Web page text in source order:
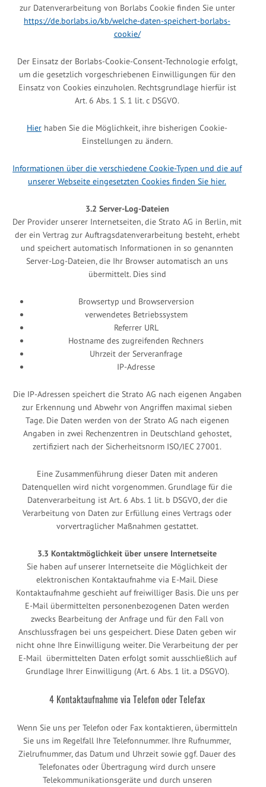
zur Datenverarbeitung von Borlabs Cookie finden Sie unter
https://de.borlabs.io/kb/welche-daten-speichert-borlabs-
cookie/
Der Einsatz der Borlabs-Cookie-Consent-Technologie erfolgt,
um die gesetzlich vorgeschriebenen Einwilligungen für den
Einsatz von Cookies einzuholen. Rechtsgrundlage hierfür ist
Art. 6 Abs. 1 S. 1 lit. c DSGVO.
Hier haben Sie die Möglichkeit, ihre bisherigen Cookie-
Einstellungen zu ändern.
Informationen über die verschiedene Cookie-Typen und die auf
unserer Webseite eingesetzten Cookies finden Sie hier.
3.2 Server-Log-Dateien
Der Provider unserer Internetseiten, die Strato AG in Berlin, mit
der ein Vertrag zur Auftragsdatenverarbeitung besteht, erhebt
und speichert automatisch Informationen in so genannten
Server-Log-Dateien, die Ihr Browser automatisch an uns
übermittelt. Dies sind
Browsertyp und Browserversion
verwendetes Betriebssystem
Referrer URL
Hostname des zugreifenden Rechners
Uhrzeit der Serveranfrage
IP-Adresse
Die IP-Adressen speichert die Strato AG nach eigenen Angaben
zur Erkennung und Abwehr von Angriffen maximal sieben
Tage. Die Daten werden von der Strato AG nach eigenen
Angaben in zwei Rechenzentren in Deutschland gehostet,
zertifiziert nach der Sicherheitsnorm ISO/IEC 27001.
Eine Zusammenführung dieser Daten mit anderen
Datenquellen wird nicht vorgenommen. Grundlage für die
Datenverarbeitung ist Art. 6 Abs. 1 lit. b DSGVO, der die
Verarbeitung von Daten zur Erfüllung eines Vertrags oder
vorvertraglicher Maßnahmen gestattet.
3.3 Kontaktmöglichkeit über unsere Internetseite
Sie haben auf unserer Internetseite die Möglichkeit der
elektronischen Kontaktaufnahme via E-Mail. Diese
Kontaktaufnahme geschieht auf freiwilliger Basis. Die uns per
E-Mail übermittelten personenbezogenen Daten werden
zwecks Bearbeitung der Anfrage und für den Fall von
Anschlussfragen bei uns gespeichert. Diese Daten geben wir
nicht ohne Ihre Einwilligung weiter. Die Verarbeitung der per
E-Mail übermittelten Daten erfolgt somit ausschließlich auf
Grundlage Ihrer Einwilligung (Art. 6 Abs. 1 lit. a DSGVO).
4 Kontaktaufnahme via Telefon oder Telefax
Wenn Sie uns per Telefon oder Fax kontaktieren, übermitteln
Sie uns im Regelfall Ihre Telefonnummer. Ihre Rufnummer,
Zielrufnummer, das Datum und Uhrzeit sowie ggf. Dauer des
Telefonates oder Übertragung wird durch unsere
Telekommunikationsgeräte und durch unseren